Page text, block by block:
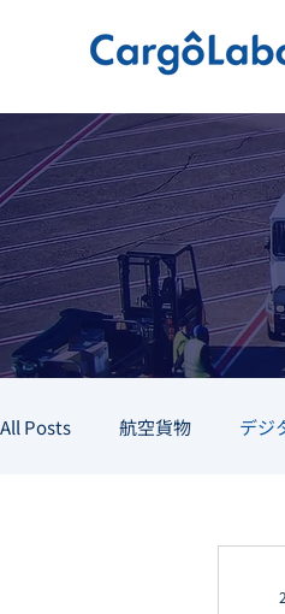
All Posts 航空貨物 デジ